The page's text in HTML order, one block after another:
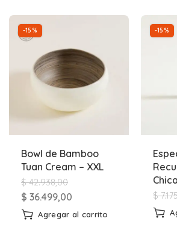
-15%
Bowl de Bamboo
Tuan Cream – XXL
$42.938,00
$ 36.499,00
Agregar al carrito
-15%
$